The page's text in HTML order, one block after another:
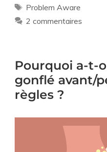
Problem Aware
2 commentaires
Pourquoi a-t-
gonflé avant/
règles ?